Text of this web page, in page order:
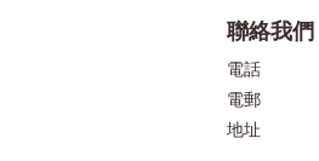
聯絡我們
電話
電郵
地址